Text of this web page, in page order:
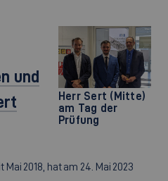
Herr Sert (Mitte)
am Tag der
Prüfung
und
2018, hat am 24. Mai 2023